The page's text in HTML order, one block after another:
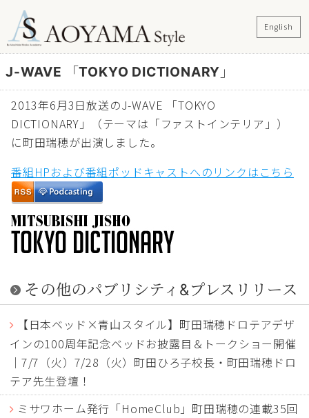
English
J-WAVE 「TOKYO DICTIONARY」
2013年6月3日放送のJ-WAVE 「TOKYO
DICTIONARY」（テーマは「ファストインテリア」）
に町田瑞穂が出演しました。
番組HPおよび番組ポッドキャストへのリンクはこちら
その他のパブリシティ&プレスリリース
【日本ベッド×青山スタイル】町田瑞穂ドロテアデザ
インの100周年記念ベッドお披露目＆トークショー開催
｜7/7（火）7/28（火）町田ひろ子校長・町田瑞穂ドロ
テア先生登壇！
ミサワホーム発行「HomeClub」町田瑞穂の連載35回